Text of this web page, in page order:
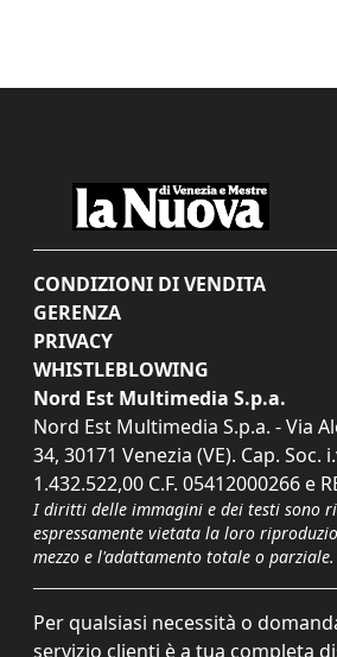
CONDIZIONI DI VENDITA
GERENZA
PRIVACY
WHISTLEBLOWING
Nord Est Multimedia S.p.a.
Nord Est Multimedia S.p.a. - Via
34, 30171 Venezia (VE). Cap. Soc.
1.432.522,00 C.F. 05412000266 e
I diritti delle immagini e dei testi sono
espressamente vietata la loro
mezzo e l'adattamento totale o parziale.
Per qualsiasi necessità o
servizio clienti è a tua completa